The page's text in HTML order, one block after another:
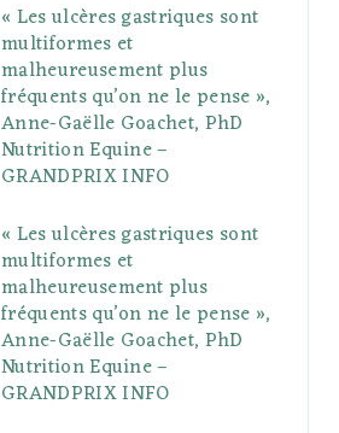
e
P
l
s
g
r
a
m
r
e
s
r
« Les ulcères gastriques sont
multiformes et
malheureusement plus
fréquents qu’on ne le pense »,
Anne-Gaëlle Goachet, PhD
Nutrition Equine –
GRANDPRIX INFO
« Les ulcères gastriques sont
multiformes et
malheureusement plus
fréquents qu’on ne le pense »,
Anne-Gaëlle Goachet, PhD
Nutrition Equine –
GRANDPRIX INFO